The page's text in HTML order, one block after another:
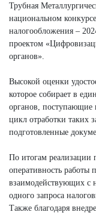
Трубная
национальном
налогообложения –
проектом
органов».
Высокой оценки
которое собирает в
органов, поступающие
цикл отработки таких
подготовленные
По итогам реализации
оперативность работы
взаимодействующих с
одного запроса
Также благодаря